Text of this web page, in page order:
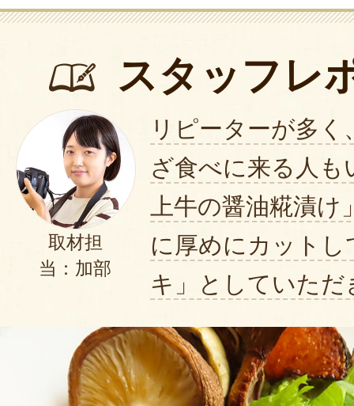
スタッフレ
取材担
当：加部
リピーターが多
ざ食べに来る人も
上牛の醤油糀漬
に厚めにカットし
キ」としていただ